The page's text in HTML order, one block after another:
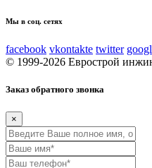
Мы в соц. сетях
facebook vkontakte twitter
© 1999-2026 Еврострой
Заказ обратного звонка
×